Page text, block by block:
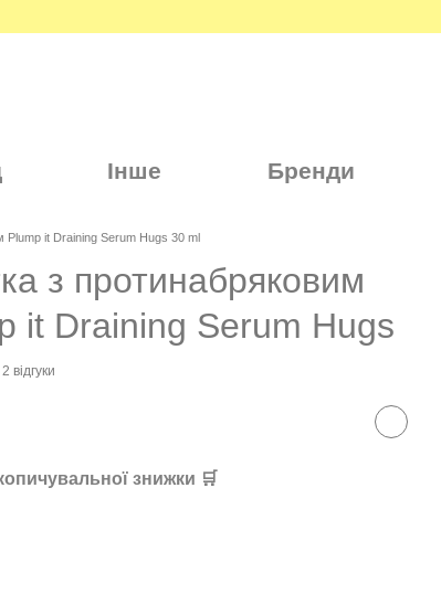
Інше Бренди
Plump it Draining Serum Hugs 30 ml
з протинабряковим
it Draining Serum Hugs
2 відгуки
знижки 🛒